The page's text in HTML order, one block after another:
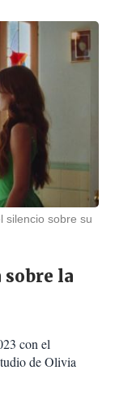
silencio sobre su
sobre la
con el
de Olivia